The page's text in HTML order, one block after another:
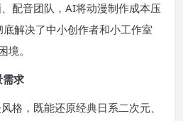
配音团队，AI将动漫制作成本压
解决了中小创作者和小工作室
境。
需求
格，既能还原经典日系二次元、